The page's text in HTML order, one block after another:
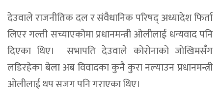
देउवाले राजनीतिक दल र संवैधानिक परिषद् अध्यादेश फिर्ता
लिएर गल्ती सच्याएकोमा प्रधानमन्त्री ओलीलाई धन्यवाद पनि
दिएका थिए। सभापति देउवाले कोरोनाको जोखिमसँग
लडिरहेका बेला अब विवादका कुनै कुरा नल्याउन प्रधानमन्त्री
ओलीलाई थप सजग पनि गराएका थिए।